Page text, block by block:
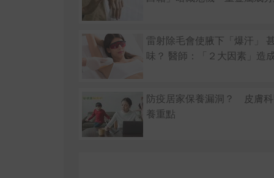
雷射除毛會使腋下「爆汗」
味？ 醫師：「２大因素」造
防疫居家保養漏洞？ 皮膚
養重點